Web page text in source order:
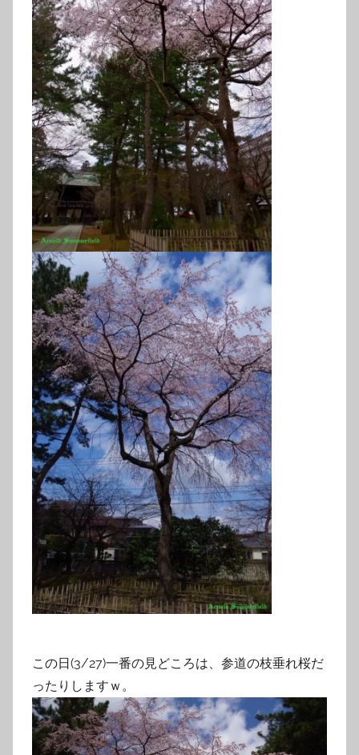
この日(3/27)一番の見どころは、参道の枝垂れ桜だ
ったりしますｗ。